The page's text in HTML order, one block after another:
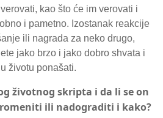
kao što će im verovati i
i pametno. Izostanak reakcije
ili nagrada za neko drugo,
jako brzo i jako dobro shvata i
životu ponašati.
životnog skripta i da li se on
ili nadograditi i kako?